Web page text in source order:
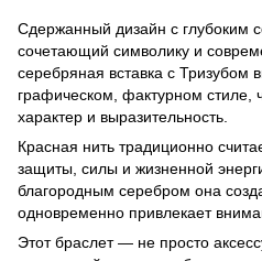
Сдержанный дизайн с глубоким
сочетающий символику и
серебряная вставка с Тризубом
графическом, фактурном стиле,
характер и выразительность.
Красная нить традиционно
защиты, силы и жизненной
благородным серебром она
одновременно привлекает
Этот браслет — не просто